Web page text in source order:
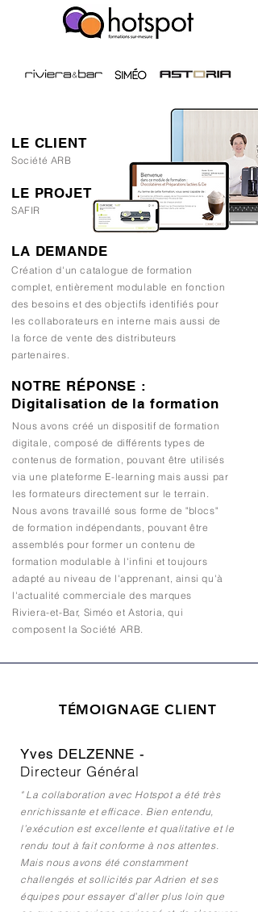
LE CLIENT
Société ARB
LE PROJET
SAFIR
LA DEMANDE
Création d'un catalogue de formation
complet, entièrement modulable en fonction
des besoins et des objectifs identifiés pour
les collaborateurs en interne mais aussi de
la force de vente des distributeurs
partenaires.
NOTRE RÉPONSE :
Digitalisation de la formation
Nous avons créé un dispositif de formation
digitale, composé de différents types de
contenus de formation, pouvant être utilisés
via une plateforme E-learning mais aussi par
les formateurs directement sur le terrain.
Nous avons travaillé sous forme de "blocs"
de formation indépendants, pouvant être
assemblés pour former un contenu de
formation modulable à l'infini et toujours
adapté au niveau de l'apprenant, ainsi qu'à
l'actualité commerciale des marques
Riviera-et-Bar, Siméo et Astoria, qui
composent la Société ARB.
TÉMOIGNAGE CLIENT
Yves DELZENNE -
Directeur Général
" La collaboration avec Hotspot a été très
enrichissante et efficace. Bien entendu,
l’exécution est excellente et qualitative et le
rendu tout à fait conforme à nos attentes.
Mais nous avons été constamment
challengés et sollicités par Adrien et ses
équipes pour essayer d’aller plus loin que